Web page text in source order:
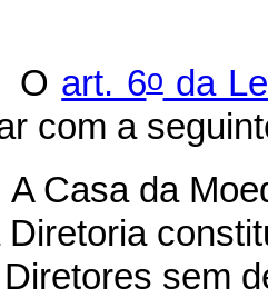
art. 6oda
com a
A Casa da
Diretoria
sem